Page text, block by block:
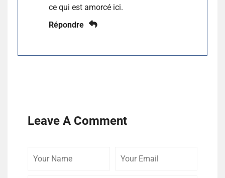
ce qui est amorcé ici.
Répondre
Leave A Comment